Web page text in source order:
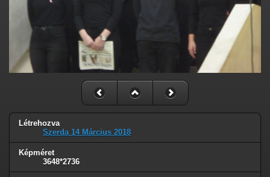
Létrehozva
Szerda 14 Március 2018
Képméret
3648*2736